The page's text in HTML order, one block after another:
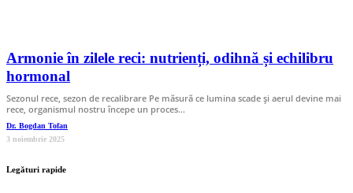
Armonie în zilele reci: nutrienți, odihnă și echilibru
hormonal
Sezonul rece, sezon de recalibrare Pe măsură ce lumina scade și aerul devine mai
rece, organismul nostru începe un proces…
Dr. Bogdan Tofan
3 noiembrie 2025
Legături rapide